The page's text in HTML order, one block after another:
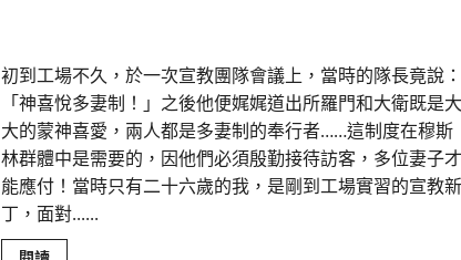
初到工場不久，於一次宣教團隊會議上，當時的隊長竟說
「神喜悅多妻制！」之後他便娓娓道出所羅門和大衛既是
大的蒙神喜愛，兩人都是多妻制的奉行者……這制度在穆斯
林群體中是需要的，因他們必須殷勤接待訪客，多位妻子
能應付！當時只有二十六歲的我，是剛到工場實習的宣教
丁，面對......